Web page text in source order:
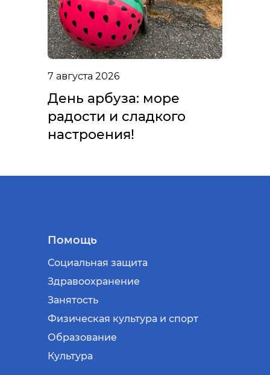
7 августа 2026
День арбуза: море
радости и сладкого
настроения!
Помощь
Социальная защита
Здравоохранение
Занятость
Физическая культура и спорт
Образование
Культура